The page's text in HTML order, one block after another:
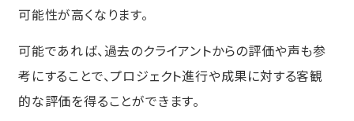
可能性が高くなります。
可能であれば、過去のクライアントからの評価や声も参
考にすることで、プロジェクト進行や成果に対する客観
的な評価を得ることができます。